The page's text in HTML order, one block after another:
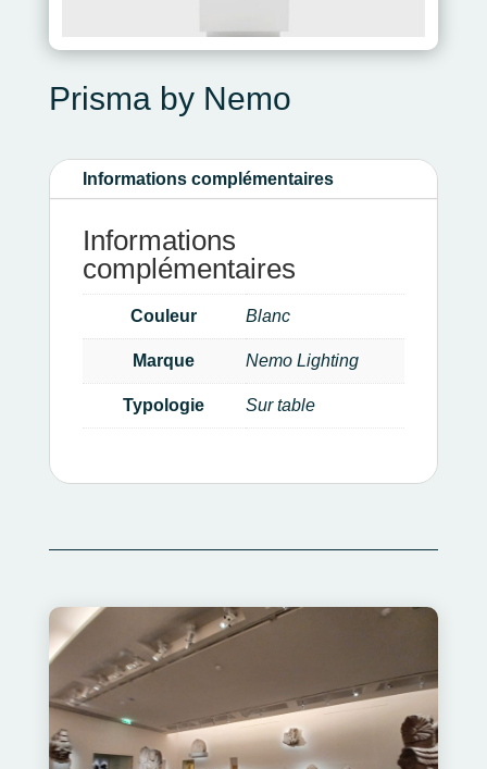
Prisma by Nemo
Informations complémentaires
Informations
complémentaires
Couleur Blanc
Marque Nemo Lighting
Typologie Sur table